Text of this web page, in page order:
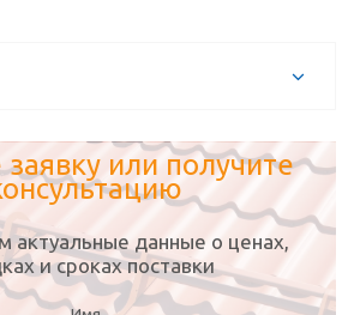
заявку или получите
актуальные данные о ценах,
и сроках поставки